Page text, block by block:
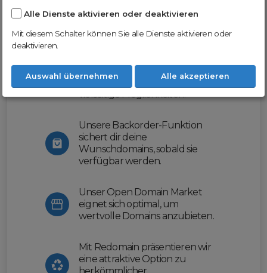
Nutze unsere Erfahrung und profitiere
erleichtern wir dir den
Domainhandel und bieten dir
vielseitige Möglichkeiten.
Unsere Backorder-Funktion
sichert dir deine
Wunschdomains, sobald sie
verfügbar werden.
Unser Open Domain Market
eignet sich optimal, um
wertvolle Domains anzubieten.
Mit Redomain präsentieren wir
eine attraktive Option zu
Alle Dienste aktivieren oder deaktivieren
Mit diesem Schalter können Sie alle Dienste aktivieren oder
deaktivieren.
Auswahl übernehmen Alle akzeptieren